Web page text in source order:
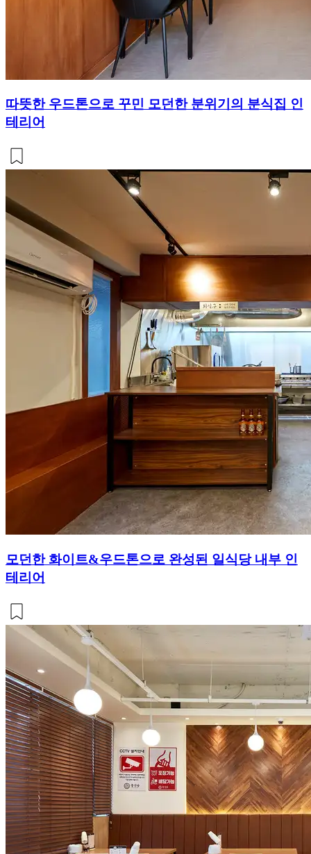
따뜻한 우드톤으로 꾸민 모던한 분위기의 분식집 인
테리어
모던한 화이트&우드톤으로 완성된 일식당 내부 인
테리어